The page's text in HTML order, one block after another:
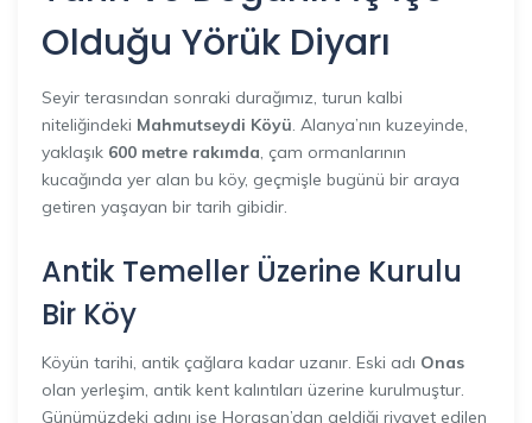
Olduğu Yörük Diyarı
Seyir terasından sonraki durağımız, turun kalbi
niteliğindeki Mahmutseydi Köyü . Alanya’nın kuzeyinde,
yaklaşık 600 metre rakımda , çam ormanlarının
kucağında yer alan bu köy, geçmişle bugünü bir araya
getiren yaşayan bir tarih gibidir.
Antik Temeller Üzerine Kurulu
Bir Köy
Köyün tarihi, antik çağlara kadar uzanır. Eski adı Onas
olan yerleşim, antik kent kalıntıları üzerine kurulmuştur.
Günümüzdeki adını ise Horasan’dan geldiği rivayet edilen